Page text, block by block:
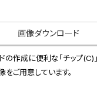
お問い合わせ（ビジネスの
業
事業
画像ダウンロード
作成に便利な「チップ(C)」
ご用意しています。